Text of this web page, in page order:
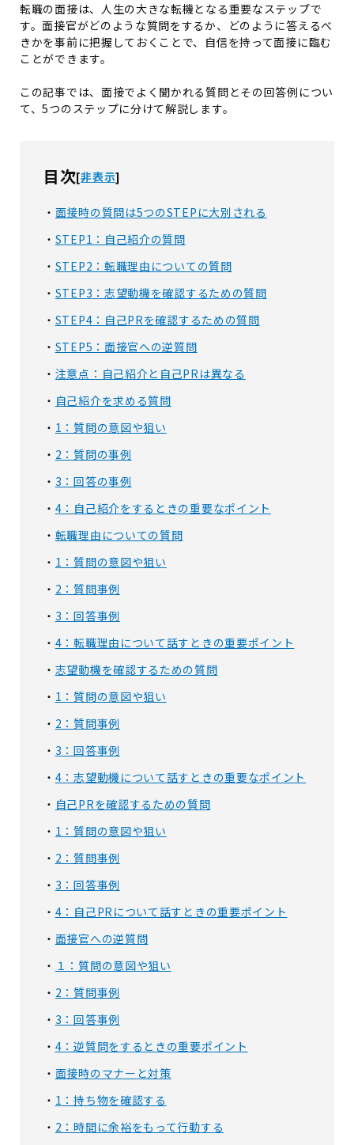
転職の面接は、人生の大きな転機となる重要なステップで
す。面接官がどのような質問をするか、どのように答えるべ
きかを事前に把握しておくことで、自信を持って面接に臨む
ことができます。
この記事では、面接でよく聞かれる質問とその回答例につい
て、5つのステップに分けて解説します。
目次[非表示]
面接時の質問は5つのSTEPに大別される
STEP1：自己紹介の質問
STEP2：転職理由についての質問
STEP3：志望動機を確認するための質問
STEP4：自己PRを確認するための質問
STEP5：面接官への逆質問
注意点：自己紹介と自己PRは異なる
自己紹介を求める質問
1：質問の意図や狙い
2：質問の事例
3：回答の事例
4：自己紹介をするときの重要なポイント
転職理由についての質問
1：質問の意図や狙い
2：質問事例
3：回答事例
4：転職理由について話すときの重要ポイント
志望動機を確認するための質問
1：質問の意図や狙い
2：質問事例
3：回答事例
4：志望動機について話すときの重要なポイント
自己PRを確認するための質問
1：質問の意図や狙い
2：質問事例
3：回答事例
4：自己PRについて話すときの重要ポイント
面接官への逆質問
１：質問の意図や狙い
2：質問事例
3：回答事例
4：逆質問をするときの重要ポイント
面接時のマナーと対策
1：持ち物を確認する
2：時間に余裕をもって行動する